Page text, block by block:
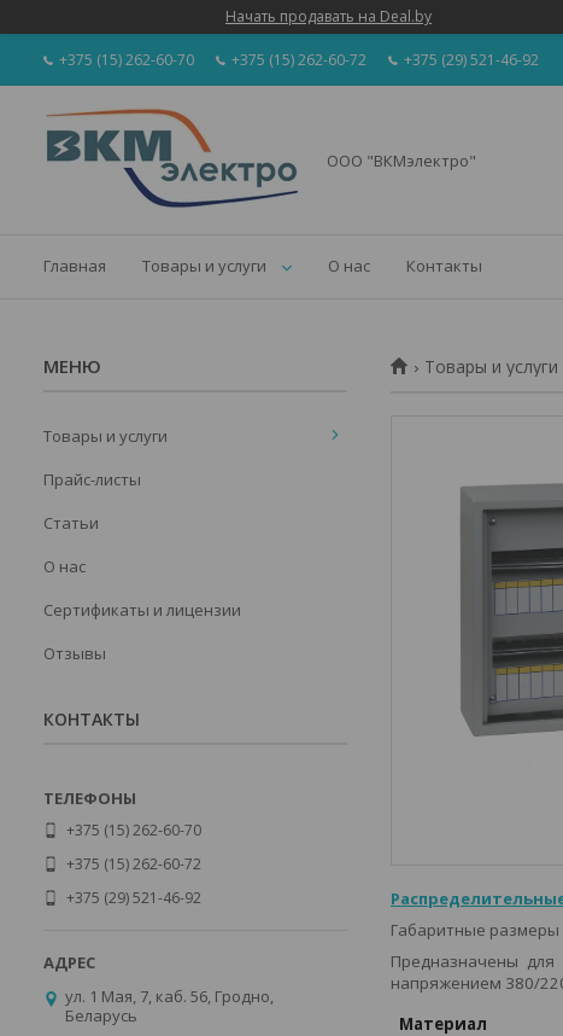
Начать продавать на Deal.by
+375 (15) 262-60-70 +375 (15) 262-60-72 +375 (29) 521-46-92
ООО "ВКМэлектро"
Главная Товары и услуги О нас Контакты
Товары и услуги
Габаритные размеры
Предназначены для
напряжением 380/
Материал
Товары и услуги
Прайс-листы
Статьи
О нас
Сертификаты и лицензии
Отзывы
КОНТАКТЫ
+375 (15) 262-60-70
+375 (15) 262-60-72
+375 (29) 521-46-92
ул. 1 Мая, 7, каб. 56, Гродно,
Беларусь